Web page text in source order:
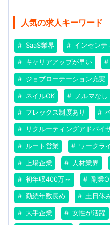
人気の求人キーワード
SaaS業界 インセンテ
キャリアアップが早い
ジョブローテーション充実
ネイルOK ノルマなし
フレックス制度あり
リクルーティングアドバイ
ルート営業 ワークラ
上場企業 人材業界
初年収400万～ 副業
勤続年数長め 土日休
大手企業 女性が活躍